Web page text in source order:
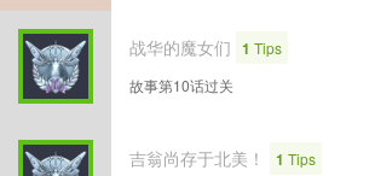
战华的魔女们 1 Tips
故事第10话过关
吉翁尚存于北美！ 1 Tips